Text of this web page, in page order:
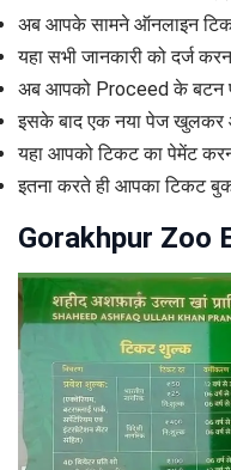
अब आपके सामने ऑनलाइन
यहा सभी जानकारी को दर्ज
अब आपको Proceed के बटन
इसके बाद एक नया पेज खुलकर
यहा आपको टिकट का पेमेंट
इतना करते ही आपका टिकट बुक
Gorakhpur Zoo